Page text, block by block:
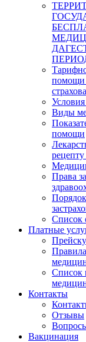
помощи
Виды
помощи
Права
Список
Платные
Список
Контакты
Отзывы
Вакцинация